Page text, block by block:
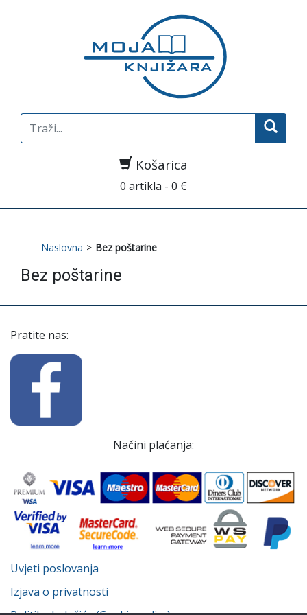
Search
for:
Košarica
0 artikla - 0 €
Naslovna > Bez poštarine
Bez poštarine
Pratite nas:
Načini plaćanja:
Uvjeti poslovanja
Izjava o privatnosti